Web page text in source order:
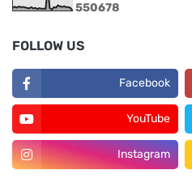
550678
FOLLOW US
Facebook
YouTube
Instagram